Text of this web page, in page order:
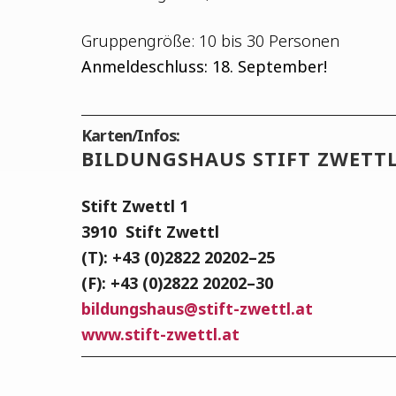
Grup­pen­grö­ße: 10 bis 30 Personen
Anmel­de­schluss: 18. September!
Karten/Infos:
BIL­DUNGS­HAUS STIFT
Stift Zwettl 1
3910 Stift Zwettl
(T): +43 (0)2822 20202–25
(F): +43 (0)2822 20202–30
bildungshaus@stift-zwettl.at
www.stift-zwettl.at